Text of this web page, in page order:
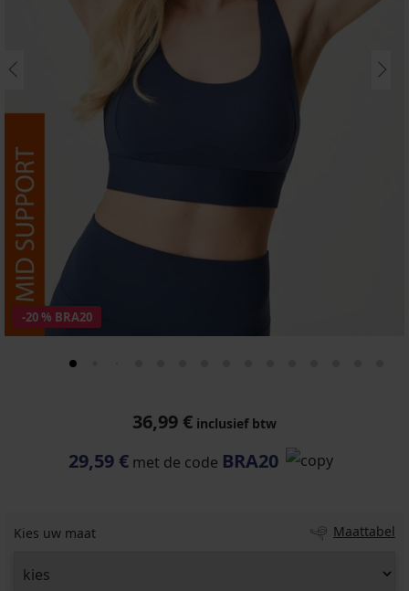
-20 % BRA20
36,99 € inclusief btw
29,59 € met de code BRA20
Kies uw maat Maattabel